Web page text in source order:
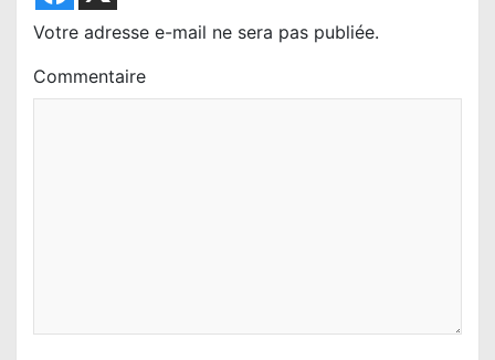
Votre adresse e-mail ne sera pas publiée.
Commentaire